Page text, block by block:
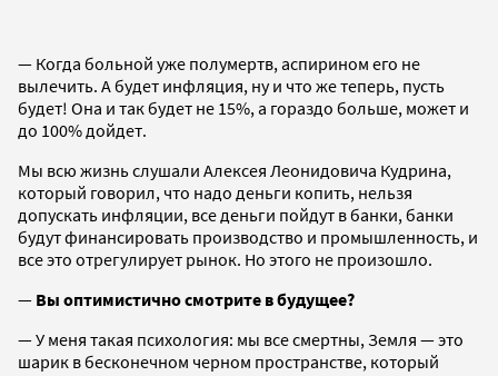
— Когда больной уже полумертв, аспирином его не
вылечить. А будет инфляция, ну и что же теперь, пусть
будет! Она и так будет не 15%, а гораздо больше, может и
до 100% дойдет.
Мы всю жизнь слушали Алексея Леонидовича Кудрина,
который говорил, что надо деньги копить, нельзя
допускать инфляции, все деньги пойдут в банки, банки
будут финансировать производство и промышленность, и
все это отрегулирует рынок. Но этого не произошло.
— Вы оптимистично смотрите в будущее?
— У меня такая психология: мы все смертны, Земля — это
шарик в бесконечном черном пространстве, который